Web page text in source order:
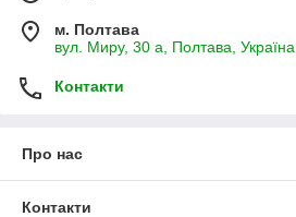
м. Полтава
вул. Миру, 30 а, Полтава, Україна
Контакти
Про нас
Контакти